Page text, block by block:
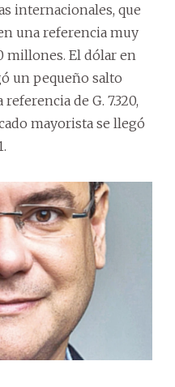
internacionales, que
una referencia muy
millones. El dólar en
un pequeño salto
de G. 7.320,
mayorista se llegó